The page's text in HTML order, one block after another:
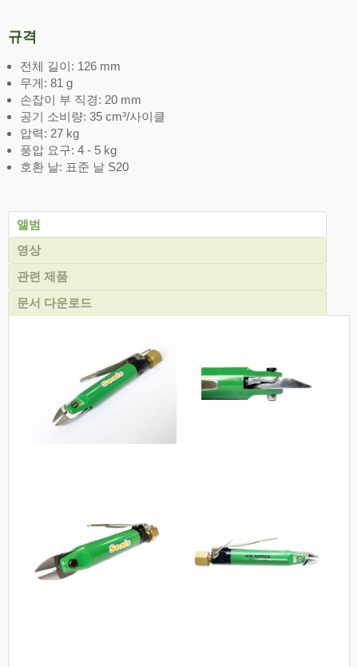
규격
전체 길이: 126 mm
무게: 81 g
손잡이 부 직경: 20 mm
공기 소비량: 35 cm³/사이클
압력: 27 kg
풍압 요구: 4 - 5 kg
호환 날: 표준 날 S20
앨범
영상
관련 제품
문서 다운로드